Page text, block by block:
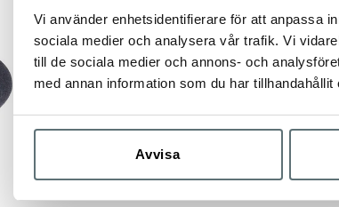
Vi använder enhetsidentifierare för att anpassa
sociala medier och analysera vår trafik. Vi
till de sociala medier och annons- och
med annan information som du har
Avvisa